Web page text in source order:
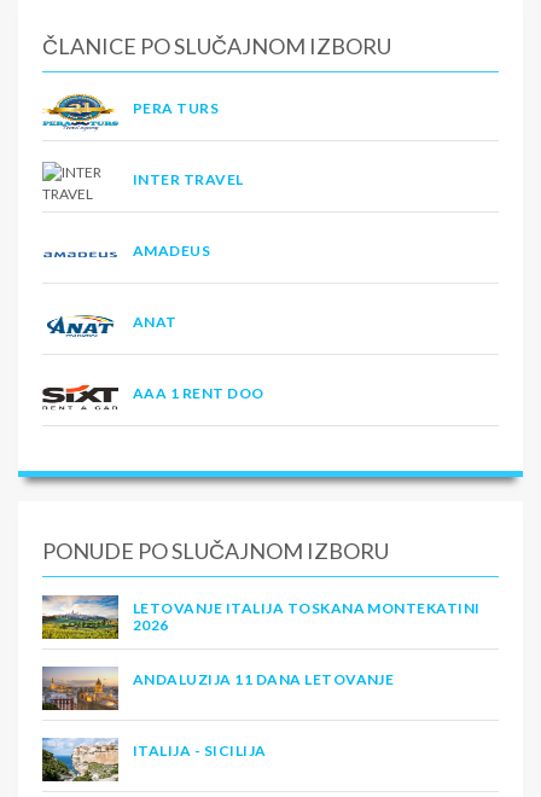
ČLANICE PO SLUČAJNOM IZBORU
PERA TURS
INTER TRAVEL
AMADEUS
ANAT
AAA 1 RENT DOO
PONUDE PO SLUČAJNOM IZBORU
LETOVANJE ITALIJA TOSKANA MONTEKATINI
2026
ANDALUZIJA 11 DANA LETOVANJE
ITALIJA - SICILIJA